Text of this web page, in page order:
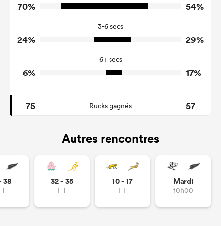
7
5
6
3
Tackle Offload Allowed
70% 54%
3-6 secs
24% 29%
6+ secs
6% 17%
75 Rucks gagnés 57
Autres rencontres
38 32 - 35
FT
10 - 17
FT
Mardi
10h00